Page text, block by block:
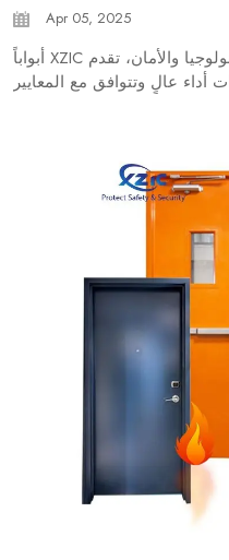
Apr 05, 2025
في عصر يتجانس فيه التكنولوجيا والأمان، تقدم XZIC أبواباً
أداء عالٍ وتتوافق مع المعايير